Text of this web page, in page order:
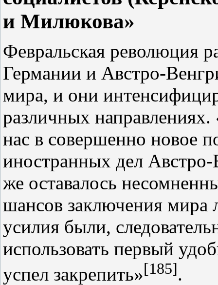
и Милюкова»
Февральская революция
Германии и
мира, и они
различных
нас в совершенно новое
иностранных дел
же оставалось
шансов заключения мира
усилия были,
использовать первый
успел закрепить»[185].